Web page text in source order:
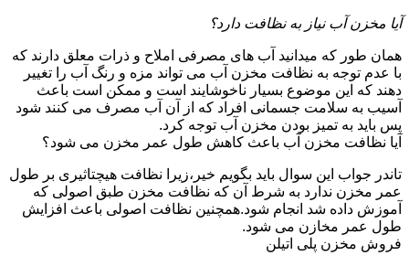
آیا مخزن آب نیاز به نظافت دارد؟
همان طور که میدانید آب های مصرفی املاح و ذرات معلق دارند که
با عدم توجه به نظافت مخزن آب می تواند مزه و رنگ آب را تغییر
دهند که این موضوع بسیار ناخوشایند است و ممکن است باعث
آسیب به سلامت جسمانی افراد که از آن آب مصرف می کنند شود
پس باید به تمیز بودن مخزن آب توجه کرد.
آیا نظافت مخزن آب باعث کاهش طول عمر مخزن می شود؟
تاندر جواب این سوال باید بگویم خیر،زیرا نظافت هیچتاثیری بر طول
عمر مخزن ندارد به شرط آن که نظافت مخزن طبق اصولی که
آموزش داده شد انجام شود.همچنین نظافت اصولی باعث افزایش
طول عمر مخازن می شود.
فروش مخزن پلی اتیلن